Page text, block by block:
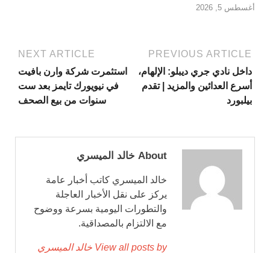
أغسطس 5, 2026
PREVIOUS ARTICLE
داخل نادي جري ديبلو: الإلهام،
أسرع العدائين والمزيد | تقدم
بيلبورد
NEXT ARTICLE
استثمرت شركة وارن بافيت
في نيويورك تايمز بعد ست
سنوات من بيع الصحف
About خالد الميسري
خالد الميسري كاتب أخبار عامة
يركز على نقل الأخبار العاجلة
والتطورات اليومية بسرعة ووضوح
مع الالتزام بالمصداقية.
View all posts by خالد الميسري